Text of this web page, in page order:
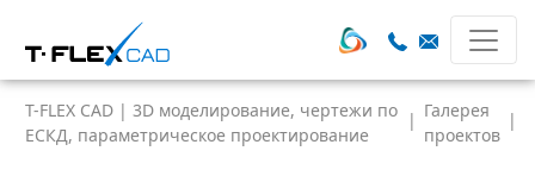
T-FLEX CAD | 3D моделирование, чертежи по
ЕСКД, параметрическое проектирование
| Галерея
проектов
|